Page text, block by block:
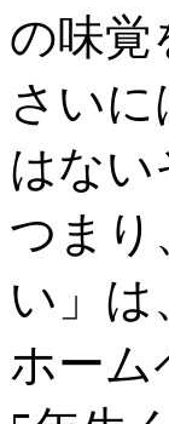
の味覚
さい
はない
つまり
い」は
ホーム